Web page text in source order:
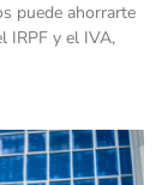
puede ahorrarte
IRPF y el IVA,